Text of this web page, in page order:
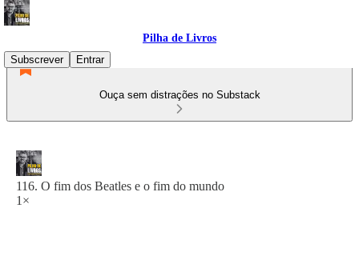
Pilha de Livros
Subscrever
Entrar
Ouça sem distrações no Substack
116. O fim dos Beatles e o fim do mundo
1×